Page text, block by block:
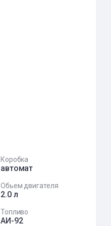
Коробка
автомат
Обьем двигателя
2.0 л
Топливо
АИ-92